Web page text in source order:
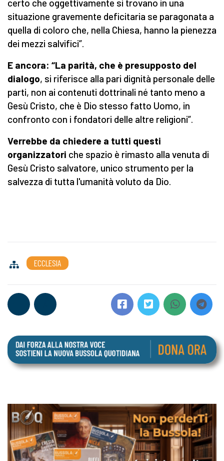
certo che oggettivamente si trovano in una
situazione gravemente deficitaria se paragonata a
quella di coloro che, nella Chiesa, hanno la pienezza
dei mezzi salvifici”.
E ancora: “La parità, che è presupposto del
dialogo, si riferisce alla pari dignità personale delle
parti, non ai contenuti dottrinali né tanto meno a
Gesù Cristo, che è Dio stesso fatto Uomo, in
confronto con i fondatori delle altre religioni”.
Verrebbe da chiedere a tutti questi
organizzatori che spazio è rimasto alla venuta di
Gesù Cristo salvatore, unico strumento per la
salvezza di tutta l'umanità voluto da Dio.
ECCLESIA